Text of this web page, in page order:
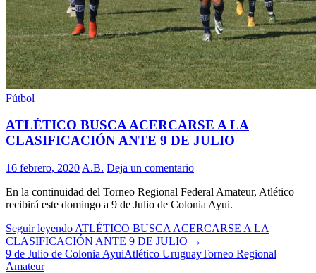
Fútbol
ATLÉTICO BUSCA ACERCARSE A LA
CLASIFICACIÓN ANTE 9 DE JULIO
16 febrero, 2020 A.B. Deja un comentario
En la continuidad del Torneo Regional Federal Amateur, Atlético
recibirá este domingo a 9 de Julio de Colonia Ayui.
Seguir leyendo ATLÉTICO BUSCA ACERCARSE A LA
CLASIFICACIÓN ANTE 9 DE JULIO →
9 de Julio de Colonia AyuiAtlético UruguayTorneo Regional
Amateur